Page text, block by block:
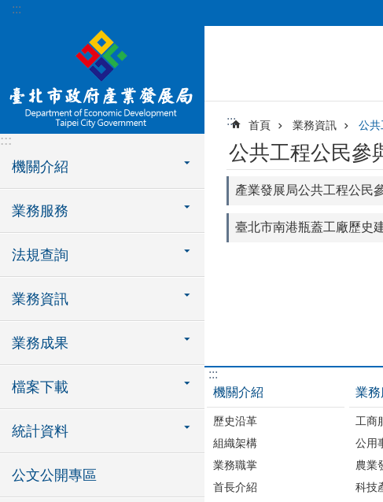
跳到主要內容區塊
:::
:::
機關介紹
業務服務
法規查詢
業務資訊
業務成果
檔案下載
統計資料
公文公開專區
::: 首頁 業務資訊 公共
公共工程公民參
產業發展局公共工程公民
臺北市南港瓶蓋工廠歷史
:::
機關介紹
歷史沿革
組織架構
業務職掌
首長介紹
業務
工商
公用
農業
科技